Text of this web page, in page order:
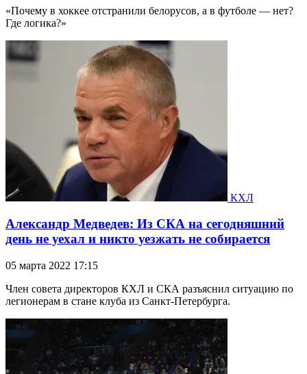
«Почему в хоккее отстранили белорусов, а в футболе — нет?
Где логика?»
КХЛ
Александр Медведев: Из СКА на сегодняшний
день не уехал и никто уезжать не собирается
05 марта 2022 17:15
Член совета директоров КХЛ и СКА разъяснил ситуацию по
легионерам в стане клуба из Санкт-Петербурга.